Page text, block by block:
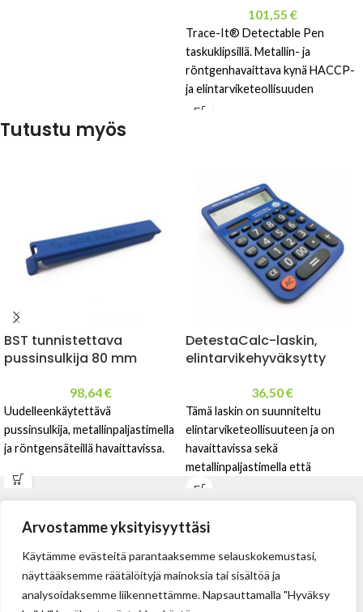
Arvostamme yksityisyyttäsi
Käytämme evästeitä parantaaksemme selauskokemustasi,
näyttääksemme räätälöityjä mainoksia tai sisältöä ja
analysoidaksemme liikennettämme. Napsauttamalla "Hyväksy
101,55 €
Trace-It® Detectable Pen
taskuklipsillä. Metallin- ja
röntgenhavaittava kynä HACCP-
ja elintarviketeollisuuden
käyttöön.
Tutustu myös
BST tunnistettava
pussinsulkija 80 mm
98,64€
Uudelleenkäytettävä
pussinsulkija, metallinpaljastimella
ja röntgensäteillä havaittavissa.
DetestaCalc-laskin,
elintarvikehyväksytty
36,50€
Tämä laskin on suunniteltu
elintarviketeollisuuteen ja on
havaittavissa sekä
metallinpaljastimella että
röntgensäteillä.